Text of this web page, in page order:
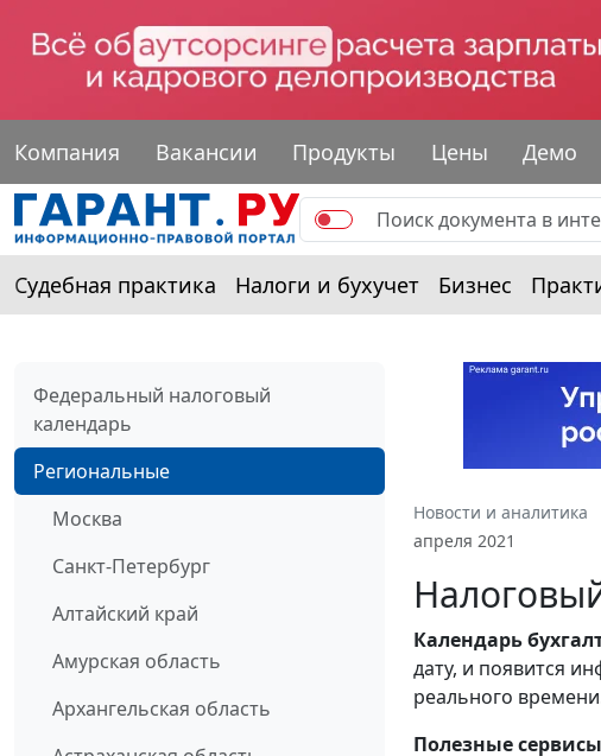
Компания Вакансии Продукты Цены Демо
Судебная практика Налоги и бухучет Бизнес
Федеральный налоговый
календарь
Региональные
Москва
Санкт-Петербург
Алтайский край
Амурская область
Архангельская область
Новости и аналитика
апреля 2021
Календарь
дату, и появится
реального
Полезные сервисы